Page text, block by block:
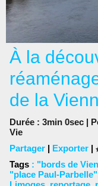
À la
de la
Durée : 3min 0sec |
Vie
Partager | Exporter |
Tags : "bords de
"place Paul-Parbelle"